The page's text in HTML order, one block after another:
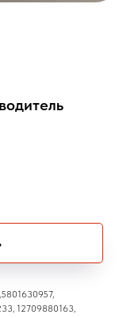
12709880163,